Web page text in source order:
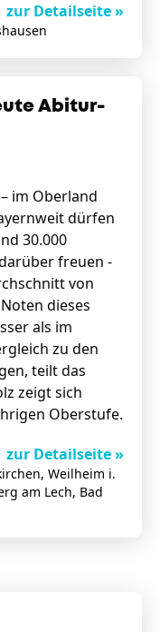
zur Detailseite »
Abitur-
im Oberland
dürfen
30.000
freuen -
von
dieses
als im
zu den
teilt das
zeigt sich
Oberstufe.
zur Detailseite »
Weilheim i.
am Lech, Bad